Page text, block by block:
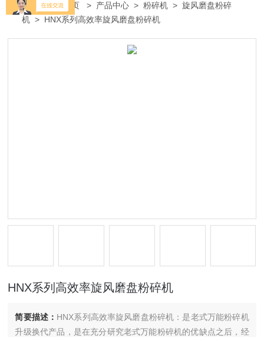
当前位置：首页 > 产品中心 >粉碎机 >旋风磨盘粉碎
机 > HNX系列高效率旋风磨盘粉碎机
HNX系列高效率旋风磨盘粉碎机
简要描述： HNX系列高效率旋风磨盘粉碎机：是老式万能粉碎机
升级换代产品，是在充分研究老式万能粉碎机的优缺点之后，经